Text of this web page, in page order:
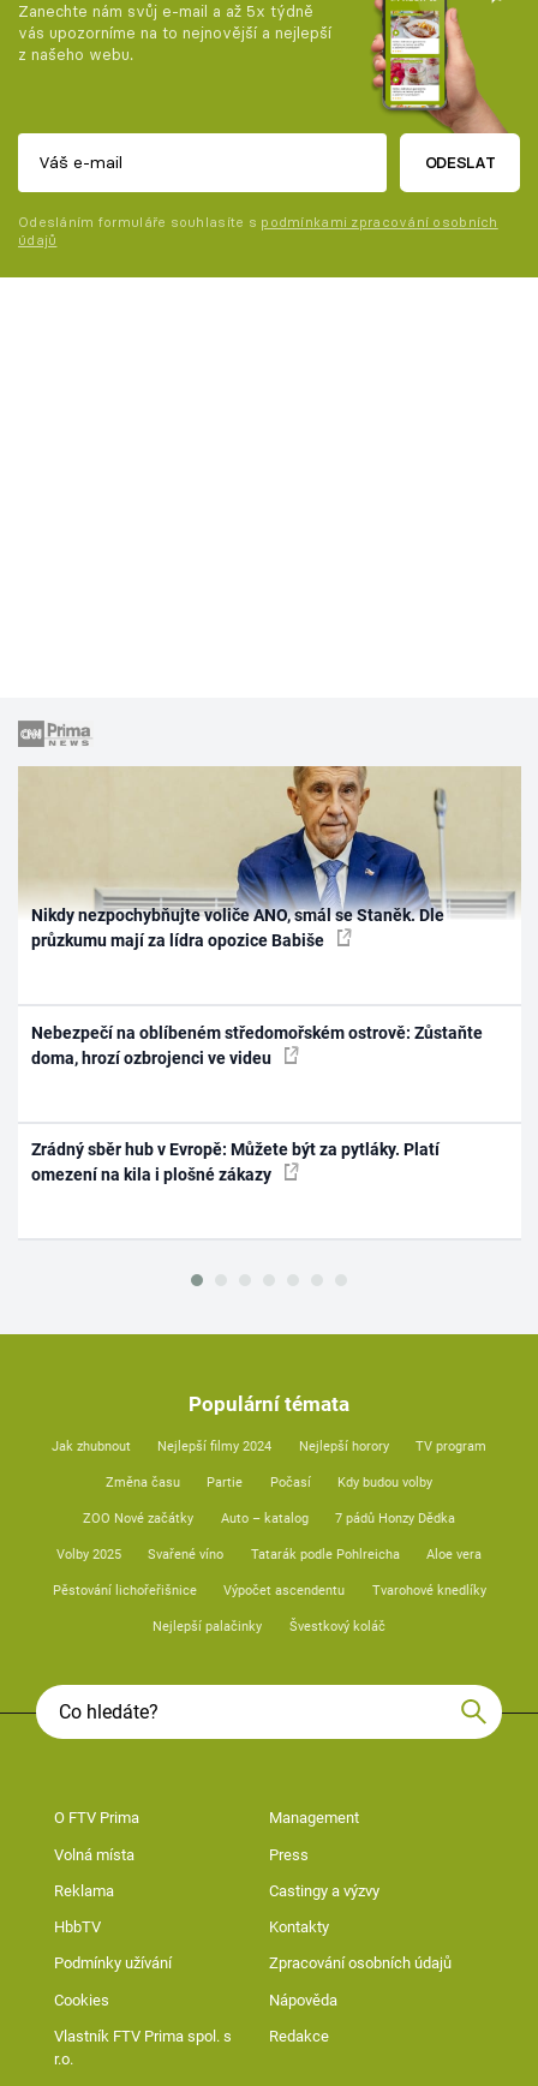
Zanechte nám svůj e-mail a až 5x týdně
vás upozorníme na to nejnovější a nejlepší
z našeho webu.
ODESLAT
Odesláním formuláře souhlasíte s podmínkami zpracování osobních
údajů
Nikdy nezpochybňujte voliče ANO, smál se Staněk. Dle
průzkumu mají za lídra opozice Babiše
Nebezpečí na oblíbeném středomořském ostrově: Zůstaňte
doma, hrozí ozbrojenci ve videu
Zrádný sběr hub v Evropě: Můžete být za pytláky. Platí
omezení na kila i plošné zákazy
Populární témata
Jak zhubnout Nejlepší filmy 2024 Nejlepší horory TV program
Změna času Partie Počasí Kdy budou volby
ZOO Nové začátky Auto – katalog 7 pádů Honzy Dědka
Volby 2025 Svařené víno Tatarák podle Pohlreicha Aloe vera
Pěstování lichořeřišnice Výpočet ascendentu Tvarohové knedlíky
Nejlepší palačinky Švestkový koláč
O FTV Prima Management
Volná místa Press
Reklama Castingy a výzvy
HbbTV Kontakty
Podmínky užívání Zpracování osobních údajů
Cookies Nápověda
Vlastník FTV Prima spol. s
r.o.
Redakce